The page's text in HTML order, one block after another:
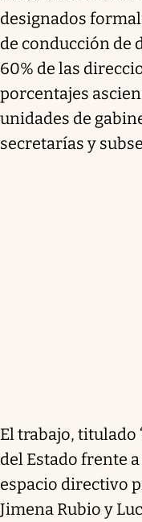
designados
de conducción de
60% de las
porcentajes
unidades de
secretarías y
El trabajo, titulado
del Estado frente
espacio directivo
Jimena Rubio y